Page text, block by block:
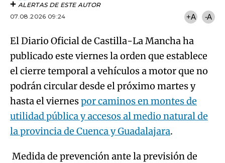
ALERTAS DE ESTE AUTOR
07.08.2026 09:24
+A -A
El Diario Oficial de Castilla-La Mancha ha
publicado este viernes la orden que establece
el cierre temporal a vehículos a motor que no
podrán circular desde el próximo martes y
hasta el viernespor caminos en montes de
utilidad pública y accesos al medio natural de
la provincia de Cuenca y Guadalajara.
Medida de prevención ante la previsión de